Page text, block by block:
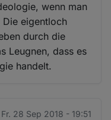
wenn man
eigentloch
durch die
Leugnen, dass es
handelt.
Fr. 28 Sep 2018 - 19:51